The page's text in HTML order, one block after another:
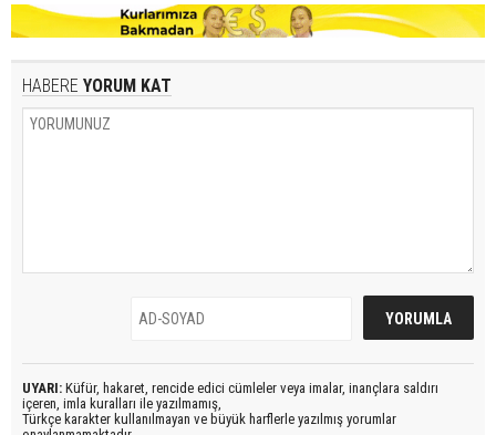
HABERE YORUM KAT
UYARI: Küfür, hakaret, rencide edici cümleler veya imalar, inançlara saldırı
içeren, imla kuralları ile yazılmamış,
Türkçe karakter kullanılmayan ve büyük harflerle yazılmış yorumlar